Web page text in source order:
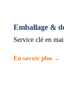
Emballage &
Service clé en
En savoir plus →